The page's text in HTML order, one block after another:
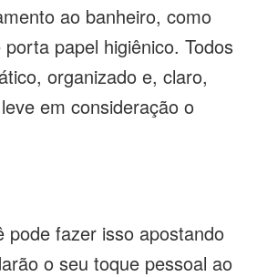
ao banheiro, como
papel higiênico. Todos
organizado e, claro,
em consideração o
pode fazer isso apostando
o seu toque pessoal ao